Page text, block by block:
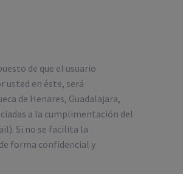
de que el usuario
en éste, será
de Henares, Guadalajara,
a la cumplimentación del
Si no se facilita la
forma confidencial y